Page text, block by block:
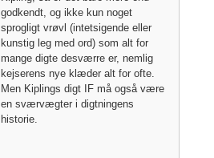
godkendt, og ikke kun noget
sprogligt vrøvl (intetsigende eller
kunstig leg med ord) som alt for
mange digte desværre er, nemlig
kejserens nye klæder alt for ofte.
Men Kiplings digt IF må også være
en sværvægter i digtningens
historie.